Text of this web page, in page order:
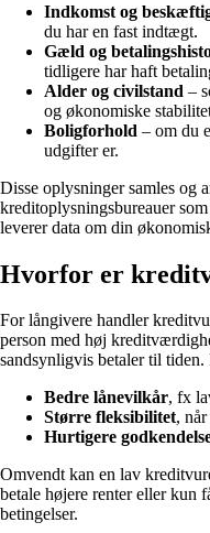
Indkomst og
du har en fast indtægt.
Gæld og
tidligere har haft
Alder og civilstand –
og økonomiske
Boligforhold – om du
udgifter er.
Disse oplysninger samles og
kreditoplysningsbureauer
leverer data om din
Hvorfor er
For långivere handler
person med høj
sandsynligvis betaler til
Bedre lånevilkår, fx
Større fleksibilitet,
Hurtigere
Omvendt kan en lav
betale højere renter eller kun
betingelser.